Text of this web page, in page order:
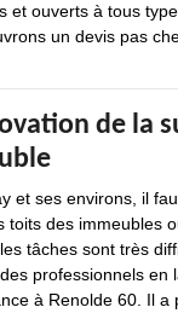
et ouverts à tous
un devis pas
de la
et ses environs, il
des immeubles
tâches sont très
professionnels en
à Renolde 60. Il a